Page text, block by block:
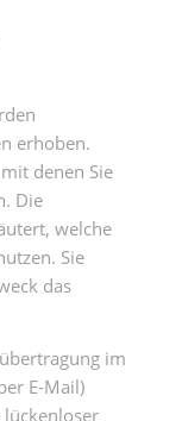
erhoben.
denen Sie
Die
welche
Sie
das
im
E-Mail)
lückenloser